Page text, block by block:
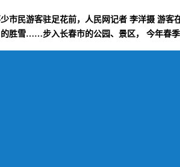
民游客驻足花前，人民网记者 李洋摄 游
胜雪……步入长春市的公园、景区， 今年春季